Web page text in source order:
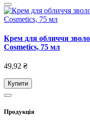
Крем для обличчя
Cosmetics, 75 мл
49,92 ₴
Купити
Продукція